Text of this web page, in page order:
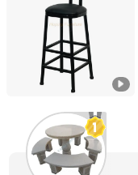
Guangdong, China